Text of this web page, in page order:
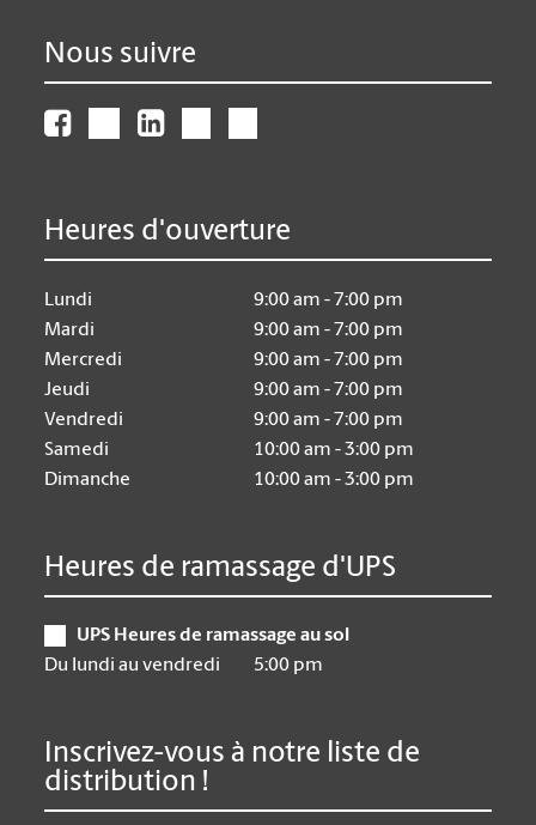
Nous suivre
Heures d'ouverture
Lundi
9:00 am - 7:00 pm
Mardi
9:00 am - 7:00 pm
Mercredi
9:00 am - 7:00 pm
Jeudi
9:00 am - 7:00 pm
Vendredi
9:00 am - 7:00 pm
Samedi
10:00 am - 3:00 pm
Dimanche
10:00 am - 3:00 pm
Heures de ramassage d'UPS
UPS Heures de ramassage au sol
Du lundi au vendredi
5:00 pm
Inscrivez-vous à notre liste de
distribution !